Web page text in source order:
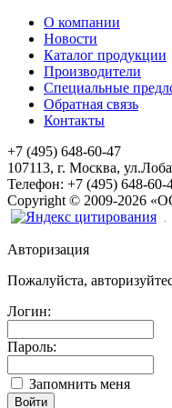
О компании
Новости
Каталог продукции
Производители
Специальные
Обратная связь
Контакты
+7 (495) 648-60-47
107113, г. Москва,
Телефон: +7 (495) 648-60-
Copyright © 2009-2026
Авторизация
Пожалуйста,
Логин:
Пароль:
Запомнить меня